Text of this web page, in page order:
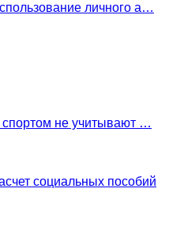
личного а…
спортом не учитывают …
социальных пособий